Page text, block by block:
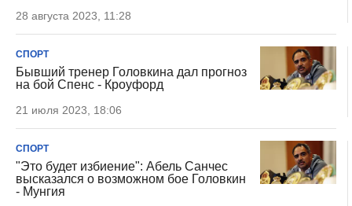
28 августа 2023, 11:28
СПОРТ
Бывший тренер Головкина дал прогноз
на бой Спенс - Кроуфорд
21 июля 2023, 18:06
СПОРТ
"Это будет избиение": Абель Санчес
высказался о возможном бое Головкин
- Мунгия